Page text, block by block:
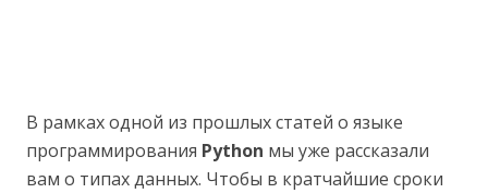
В рамках одной из прошлых статей о языке
программирования Python мы уже рассказали
вам о типах данных. Чтобы в кратчайшие сроки